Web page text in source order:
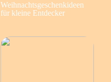
Weihnachtsgeschenkideen
für kleine Entdecker